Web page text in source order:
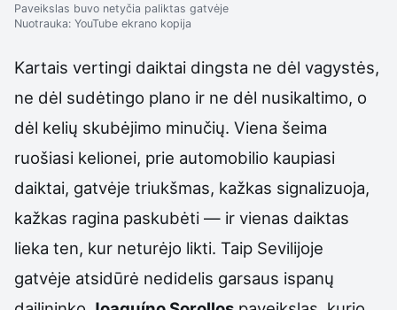
Paveikslas buvo netyčia paliktas gatvėje
Nuotrauka: YouTube ekrano kopija
Kartais vertingi daiktai dingsta ne dėl vagystės,
ne dėl sudėtingo plano ir ne dėl nusikaltimo, o
dėl kelių skubėjimo minučių. Viena šeima
ruošiasi kelionei, prie automobilio kaupiasi
daiktai, gatvėje triukšmas, kažkas signalizuoja,
kažkas ragina paskubėti — ir vienas daiktas
lieka ten, kur neturėjo likti. Taip Sevilijoje
gatvėje atsidūrė nedidelis garsaus ispanų